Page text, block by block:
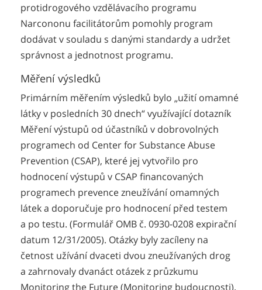
protidrogového vzdělávacího programu
Narcononu facilitátorům pomohly program
dodávat v souladu s danými standardy a udržet
správnost a jednotnost programu.
Měření výsledků
Primárním měřením výsledků bylo „užití omamné
látky v posledních 30 dnech“ využívající dotazník
Měření výstupů od účastníků v dobrovolných
programech od Center for Substance Abuse
Prevention (CSAP), které jej vytvořilo pro
hodnocení výstupů v CSAP financovaných
programech prevence zneužívání omamných
látek a doporučuje pro hodnocení před testem
a po testu. (Formulář OMB č. 0930-0208 expirační
datum 12/31/2005). Otázky byly zacíleny na
četnost užívání dvaceti dvou zneužívaných drog
a zahrnovaly dvanáct otázek z průzkumu
Monitoring the Future (Monitoring budoucnosti).